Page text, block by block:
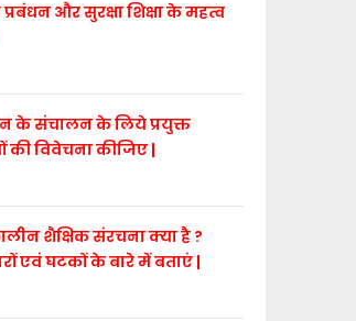
और सुरक्षा शिक्षा के महत्व
के संचालन के लिये प्रयुक्त
की विवेचना कीजिए |
शैक्षिक संरचना क्या है ?
एवं घटकों के बारे में बताएं |